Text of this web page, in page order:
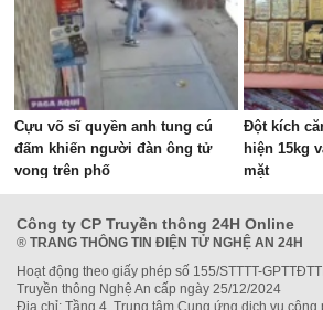
Cựu võ sĩ quyền anh tung cú
đấm khiến người đàn ông tử
vong trên phố
Đột kích
hiện 15kg
mặt
Công ty CP Truyền thông 24H Online
® TRANG THÔNG TIN ĐIỆN TỬ NGHỆ AN 24H
Hoạt động theo giấy phép số 155/STTTT-
Truyền thông Nghệ An cấp ngày 25/12/2024
Địa chỉ: Tầng 4, Trung tâm Cung ứng dịch vụ